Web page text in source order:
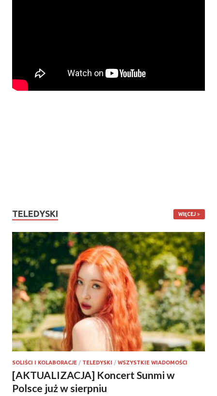
TELEDYSKI WIĘCEJ
SOLIŚCI I KOLABORACJE / TELEDYSKI / WSZYSTKIE WIADOMOŚCI
[AKTUALIZACJA] Koncert Sunmi w
Polsce już w sierpniu